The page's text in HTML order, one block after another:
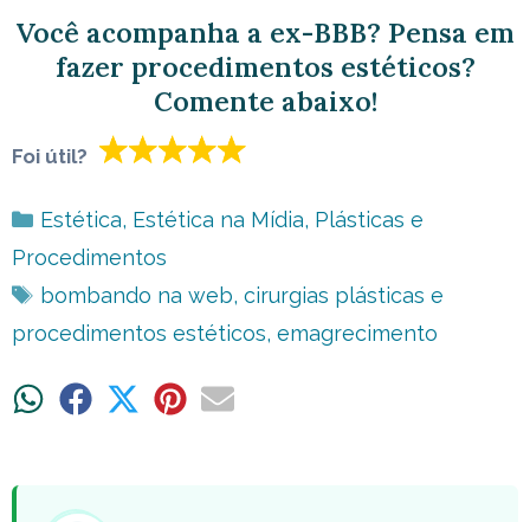
Você acompanha a ex-BBB? Pensa em
fazer procedimentos estéticos?
Comente abaixo!
Foi útil?
Categorias
Estética, Estética na Mídia, Plásticas e
Procedimentos
Tags
bombando na web, cirurgias plásticas e
procedimentos estéticos, emagrecimento
ShareShare ShareShareShare